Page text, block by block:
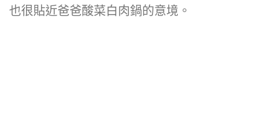
也很貼近爸爸酸菜白肉鍋的意境。